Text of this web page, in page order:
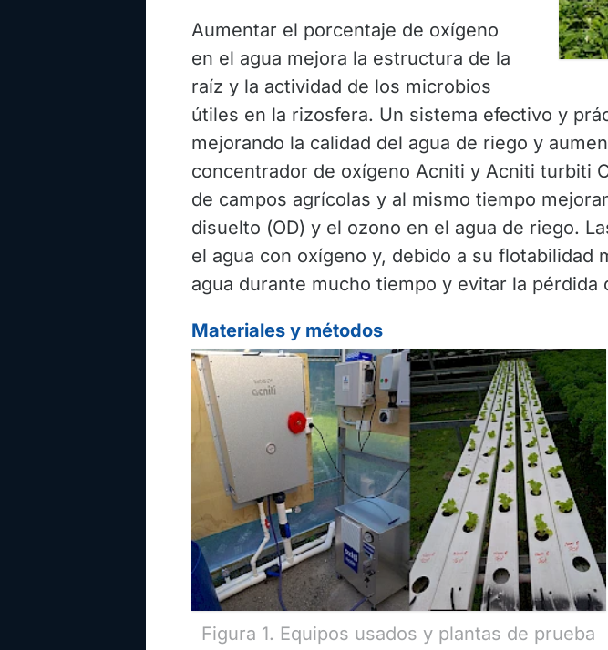
Aumentar el porcentaje de oxígeno
en el agua mejora la estructura de la
raíz y la actividad de los microbios
útiles en la rizosfera. Un sistema efectivo y
mejorando la calidad del agua de riego y
concentrador de oxígeno Acniti y Acniti turbiti
de campos agrícolas y al mismo tiempo
disuelto (OD) y el ozono en el agua de riego.
el agua con oxígeno y, debido a su flotabilidad
agua durante mucho tiempo y evitar la pérdida
Materiales y métodos
Figura 1. Equipos usados y plantas de prueba